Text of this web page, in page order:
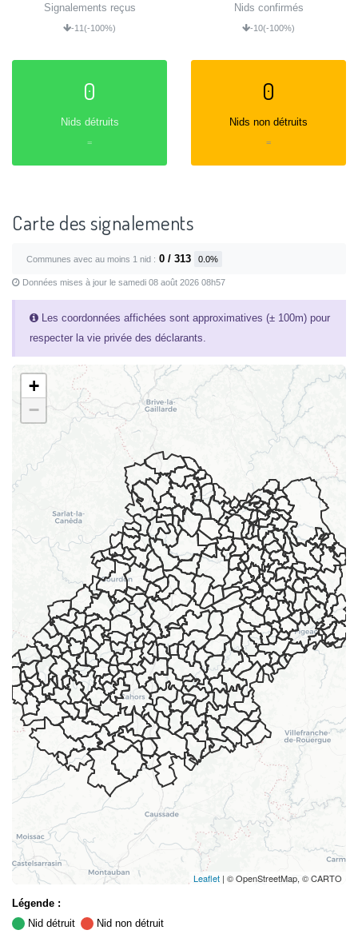
Signalements reçus
-11(-100%)
Nids confirmés
-10(-100%)
0
Nids détruits
=
0
Nids non détruits
=
Carte des signalements
Communes avec au moins 1 nid : 0 / 313 0.0%
Données mises à jour le samedi 08 août 2026 08h57
Les coordonnées affichées sont approximatives (± 100m) pour
respecter la vie privée des déclarants.
+
−
Leaflet | © OpenStreetMap, © CARTO
Légende :
Nid détruit
Nid non détruit